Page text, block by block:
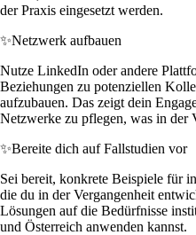
der Praxis eingesetzt werden.
✨Netzwerk aufbauen
Nutze LinkedIn oder andere
Beziehungen zu potenziellen
aufzubauen. Das zeigt dein
Netzwerke zu pflegen, was in der
✨Bereite dich auf Fallstudien vor
Sei bereit, konkrete Beispiele für
die du in der Vergangenheit
Lösungen auf die Bedürfnisse
und Österreich anwenden kannst.